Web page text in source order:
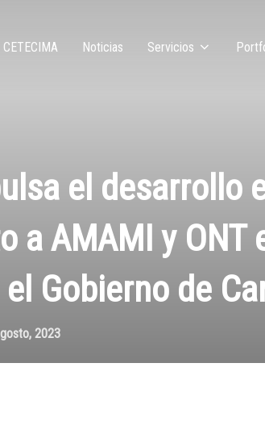
CETECIMA Noticias Servicios
el desarrollo
a AMAMI y ONT
Gobierno de
2023